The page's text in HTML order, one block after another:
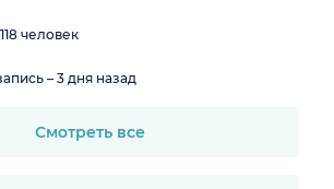
человек
– 3 дня назад
Смотреть все